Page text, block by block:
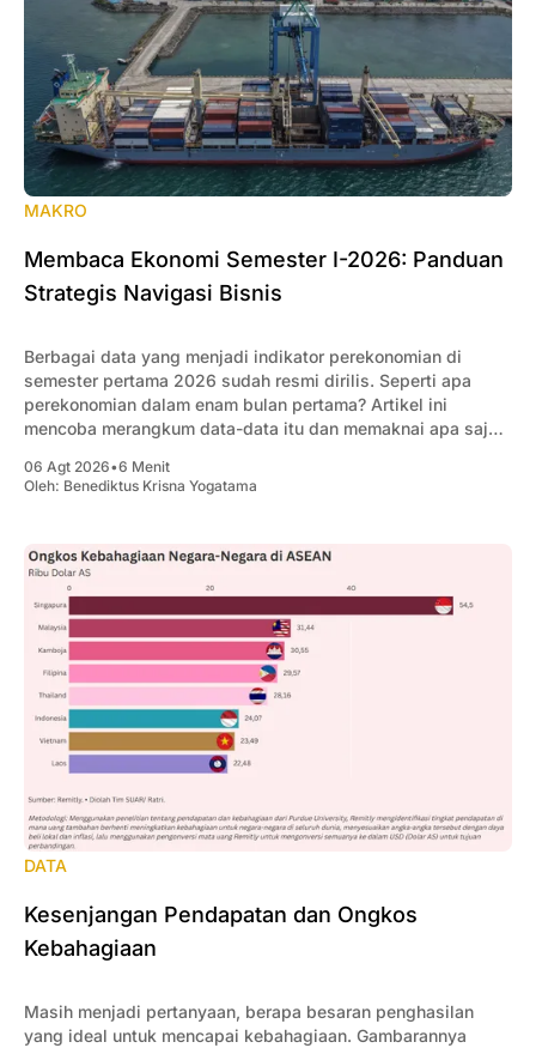
MAKRO
Membaca Ekonomi Semester I-2026: Panduan
Strategis Navigasi Bisnis
Berbagai data yang menjadi indikator perekonomian di
semester pertama 2026 sudah resmi dirilis. Seperti apa
perekonomian dalam enam bulan pertama? Artikel ini
mencoba merangkum data-data itu dan memaknai apa saja
06 Agt 2026•6 Menit
Oleh: Benediktus Krisna Yogatama
DATA
Kesenjangan Pendapatan dan Ongkos
Kebahagiaan
Masih menjadi pertanyaan, berapa besaran penghasilan
yang ideal untuk mencapai kebahagiaan. Gambarannya